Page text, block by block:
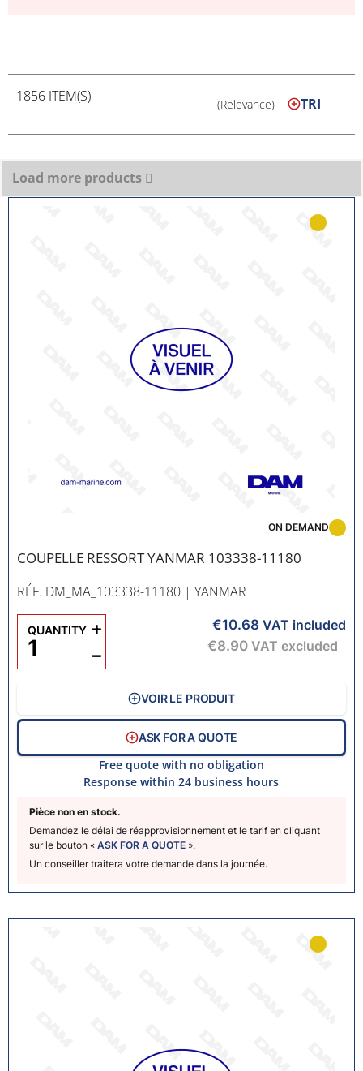
1856 ITEM(S) (Relevance) TRI
Load more products
COUPELLE RESSORT YANMAR 103338-11180
RÉF. DM_MA_103338-11180 | YANMAR
Pièce non en stock.
Demandez le délai de réapprovisionnement et le tarif en cliquant
sur le bouton « ASK FOR A QUOTE ».
Un conseiller traitera votre demande dans la journée.
ON DEMAND
€10.68 VAT included
€8.90 VAT excluded
QUANTITY
−
+
VOIR LE PRODUIT
ASK FOR A QUOTE
Free quote with no obligation
Response within 24 business hours